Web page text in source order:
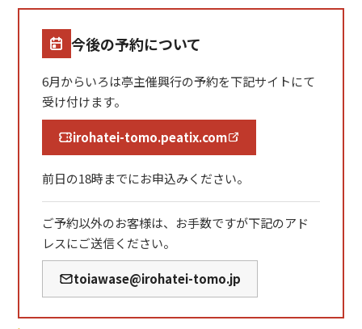
今後の予約について
6月からいろは亭主催興行の予約を下記サイトにて
受け付けます。
irohatei-tomo.peatix.com
前日の18時までにお申込みください。
ご予約以外のお客様は、お手数ですが下記のアド
レスにご送信ください。
toiawase@irohatei-tomo.jp